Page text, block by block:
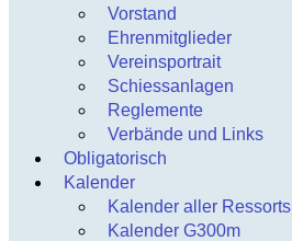
Vorstand
Ehrenmitglieder
Vereinsportrait
Schiessanlagen
Reglemente
Verbände und Links
Obligatorisch
Kalender
Kalender aller Ressorts
Kalender G300m